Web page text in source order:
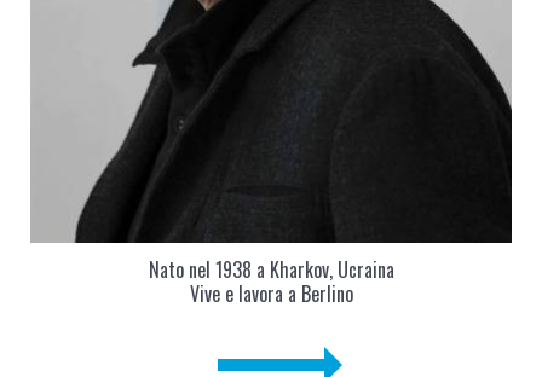
Nato nel 1938 a Kharkov, Ucraina
Vive e lavora a Berlino